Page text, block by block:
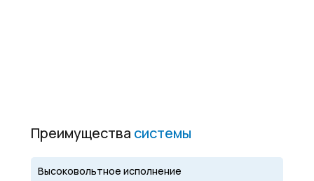
Преимущества системы
Высоковольтное исполнение